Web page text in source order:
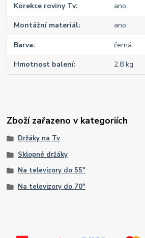
Korekce roviny Tv ano
Montážní materiál ano
Barva černá
Hmotnost balení 2,8 kg
Zboží zařazeno v kategoriích
Držáky na Tv
Sklopné držáky
Na televizory do 55"
Na televizory do 70"